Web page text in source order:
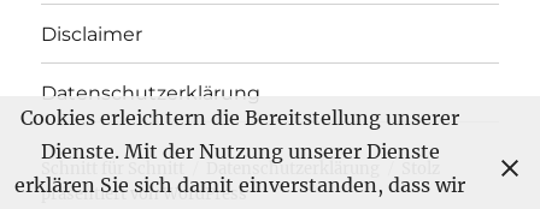
Disclaimer
Datenschutzerklärung
Datenschutzerklärung
präsentiert von WordPress
Cookies erleichtern die Bereitstellung unserer
Dienste. Mit der Nutzung unserer Dienste
erklären Sie sich damit einverstanden, dass wir